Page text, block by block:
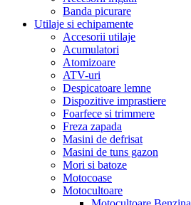
Banda picurare
Utilaje si echipamente
Accesorii utilaje
Acumulatori
Atomizoare
ATV-uri
Despicatoare lemne
Dispozitive imprastiere
Foarfece si trimmere
Freza zapada
Masini de defrisat
Masini de tuns gazon
Mori si batoze
Motocoase
Motocultoare